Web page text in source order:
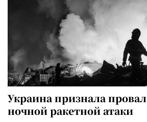
Украина признала
ночной ракетной атаки